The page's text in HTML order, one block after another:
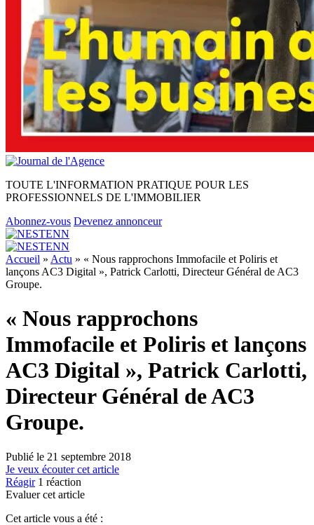
TOUTE L'INFORMATION PRATIQUE POUR LES
PROFESSIONNELS DE L'IMMOBILIER
Abonnez-vous Devenez annonceur
Accueil » Actu » « Nous rapprochons Immofacile et Poliris et
lançons AC3 Digital », Patrick Carlotti, Directeur Général de AC3
Groupe.
« Nous rapprochons
Immofacile et Poliris et lançons
AC3 Digital », Patrick Carlotti,
Directeur Général de AC3
Groupe.
Publié le 21 septembre 2018
Je veux écouter cet article
Réagir 1 réaction
Evaluer cet article
Cet article vous a été :